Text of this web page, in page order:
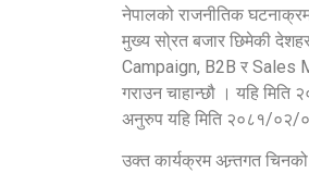
नेपालको राजनीतिक
मुख्य सो्रत बजार छिमेकी
Campaign, B2B र Sales
गराउन चाहान्छौ । यहि
अनुरुप यहि मिति २०८१/०२/
उक्त कार्यक्रम अन्र्तगत